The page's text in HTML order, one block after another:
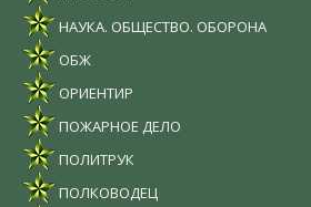
НАУКА. ОБЩЕСТВО. ОБОРОНА
ОБЖ
ОРИЕНТИР
ПОЖАРНОЕ ДЕЛО
ПОЛИТРУК
ПОЛКОВОДЕЦ